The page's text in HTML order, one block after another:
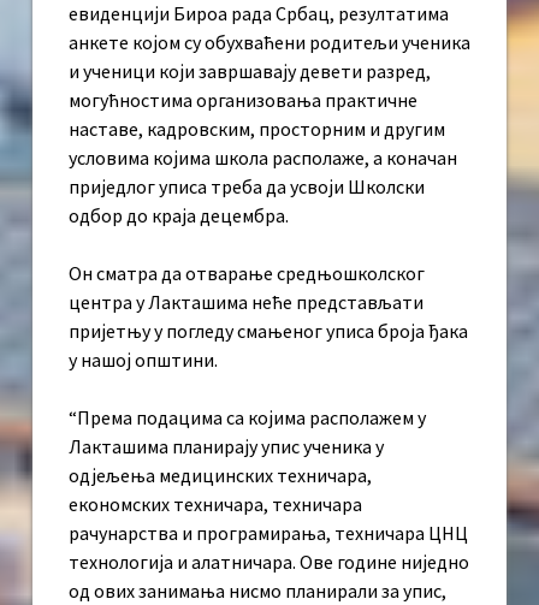
евиденцији Бироа рада Србац, резултатима
анкете којом су обухваћени родитељи ученика
и ученици који завршавају девети разред,
могућностима организовања практичне
наставе, кадровским, просторним и другим
условима којима школа располаже, а коначан
приједлог уписа треба да усвоји Школски
одбор до краја децембра.
Он сматра да отварање средњошколског
центра у Лакташима неће представљати
пријетњу у погледу смањеног уписа броја ђака
у нашој општини.
“Према подацима са којима располажем у
Лакташима планирају упис ученика у
одјељења медицинских техничара,
економских техничара, техничара
рачунарства и програмирања, техничара ЦНЦ
технологија и алатничара. Ове године ниједно
од ових занимања нисмо планирали за упис,